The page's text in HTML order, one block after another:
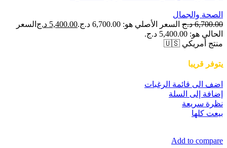
الصحة والجمال
6,700.00 د.ج السعر الأصلي هو: 6,700.00 د.ج. 5,400.00 د.ج السعر
الحالي هو: 5,400.00 د.ج.
منتج أمريكي 🇺🇸
يتوفر قريبا
اضف الى قائمة الرغبات
إضافة إلى السلة
نظرة سريعة
بيعت كلها
Add to compare